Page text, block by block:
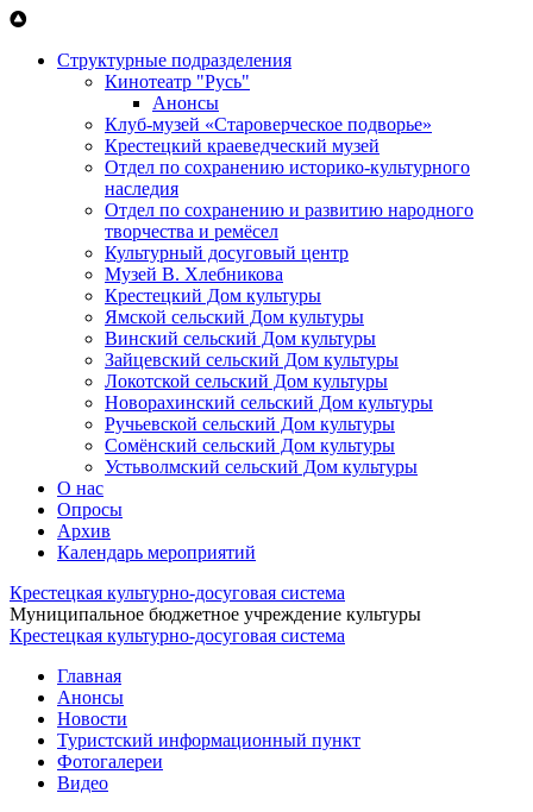
Перейти к основному содержанию
Структурные подразделения
Кинотеатр "Русь"
Анонсы
Клуб-музей «Староверческое подворье»
Крестецкий краеведческий музей
Отдел по сохранению историко-культурного
наследия
Отдел по сохранению и развитию народного
творчества и ремёсел
Культурный досуговый центр
Музей В. Хлебникова
Крестецкий Дом культуры
Ямской сельский Дом культуры
Винский сельский Дом культуры
Зайцевский сельский Дом культуры
Локотской сельский Дом культуры
Новорахинский сельский Дом культуры
Ручьевской сельский Дом культуры
Сомёнский сельский Дом культуры
Устьволмский сельский Дом культуры
О нас
Опросы
Архив
Календарь мероприятий
Крестецкая культурно-досуговая система
Муниципальное бюджетное учреждение культуры
Крестецкая культурно-досуговая система
Главная
Анонсы
Новости
Туристский информационный пункт
Фотогалереи
Видео